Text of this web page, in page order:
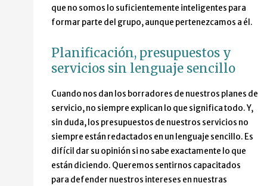
que no somos lo suficientemente inteligentes para
formar parte del grupo, aunque pertenezcamos a él.
Planificación, presupuestos y
servicios sin lenguaje sencillo
Cuando nos dan los borradores de nuestros planes de
servicio, no siempre explican lo que significa todo. Y,
sin duda, los presupuestos de nuestros servicios no
siempre están redactados en un lenguaje sencillo. Es
difícil dar su opinión si no sabe exactamente lo que
están diciendo. Queremos sentirnos capacitados
para defender nuestros intereses en nuestras